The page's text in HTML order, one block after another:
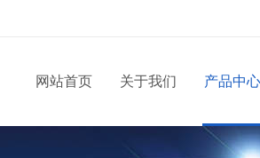
网站首页 关于我们 产品中心